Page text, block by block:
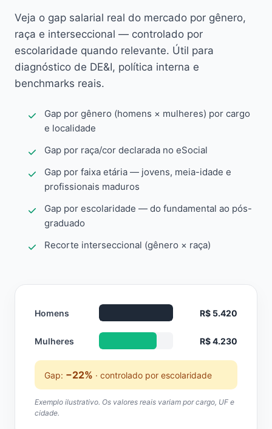
Veja o gap salarial real do mercado por gênero,
raça e interseccional — controlado por
escolaridade quando relevante. Útil para
diagnóstico de DE&I, política interna e
benchmarks reais.
Gap por gênero (homens × mulheres) por cargo
e localidade
Gap por raça/cor declarada no eSocial
Gap por faixa etária — jovens, meia-idade e
profissionais maduros
Gap por escolaridade — do fundamental ao pós-
graduado
Recorte interseccional (gênero × raça)
Homens R$ 5.420
Mulheres R$ 4.230
Gap: −22% · controlado por escolaridade
Exemplo ilustrativo. Os valores reais variam por cargo, UF e
cidade.